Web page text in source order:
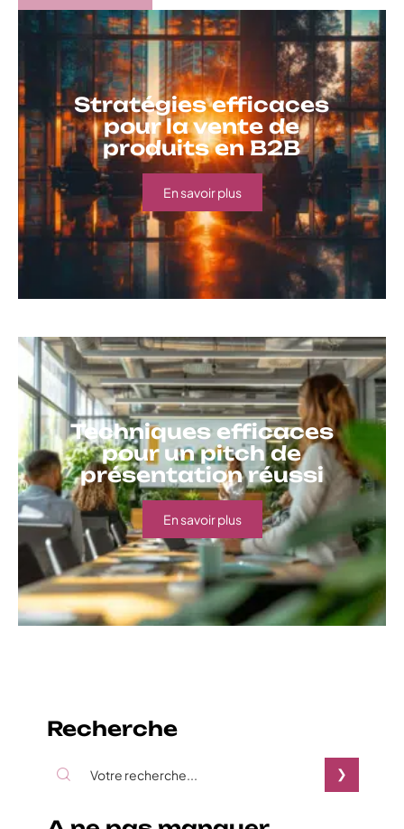
distingue aujourd’hui ceux qui subissent
d’un côté, et ceux qui, en face, dessinent
leur propre sillage numérique.
Les immanquables
produits en B2B
En savoir plus
En savoir plus